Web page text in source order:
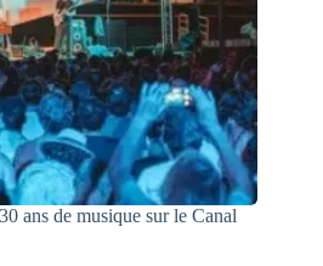
ans de musique sur le Canal